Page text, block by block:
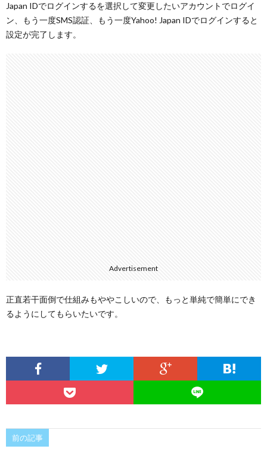
Japan IDでログインするを選択して変更したいアカウントでログイ
ン、もう一度SMS認証、もう一度Yahoo! Japan IDでログインすると
設定が完了します。
Advertisement
正直若干面倒で仕組みもややこしいので、もっと単純で簡単にでき
るようにしてもらいたいです。
前の記事